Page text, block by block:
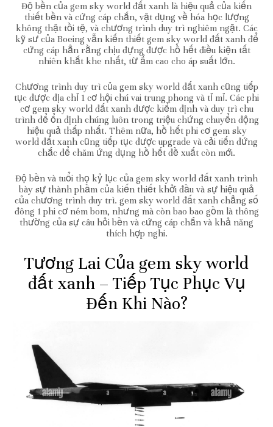
Độ bền của gem sky world đất xanh là hiệu quả của kiến
thiết bền và cứng cáp chắn, vật dụng về hóa học lượng
không thật tồi tệ, và chương trình duy trì nghiêm ngặt. Các
kỹ sư của Boeing vẫn kiến thiết gem sky world đất xanh để
cứng cáp hẳn rằng chịu đựng được hồ hết điều kiện tất
nhiên khắt khe nhất, từ ẩm cao cho áp suất lớn.
Chương trình duy trì của gem sky world đất xanh cũng tiếp
tục được địa chỉ 1 cơ hội chú vai trung phong và tỉ mỉ. Các phi
cơ gem sky world đất xanh được kiểm định và duy trì chu
trình để ổn định chúng luôn trong triệu chứng chuyển động
hiệu quả thấp nhất. Thêm nữa, hồ hết phi cơ gem sky
world đất xanh cũng tiếp tục được upgrade và cải tiến đứng
chắc để chăm ứng dụng hồ hết đề xuất còn mới.
Độ bền và tuổi thọ kỷ lục của gem sky world đất xanh trình
bày sự thành phầm của kiến thiết khởi đầu và sự hiệu quả
của chương trình duy trì. gem sky world đất xanh chẳng số
đông 1 phi cơ ném bom, nhưng mà còn bao bao gồm là thông
thường của sự câu hỏi bền và cứng cáp chắn và khả năng
thích hợp nghi.
Tương Lai Của gem sky world
đất xanh – Tiếp Tục Phục Vụ
Đến Khi Nào?